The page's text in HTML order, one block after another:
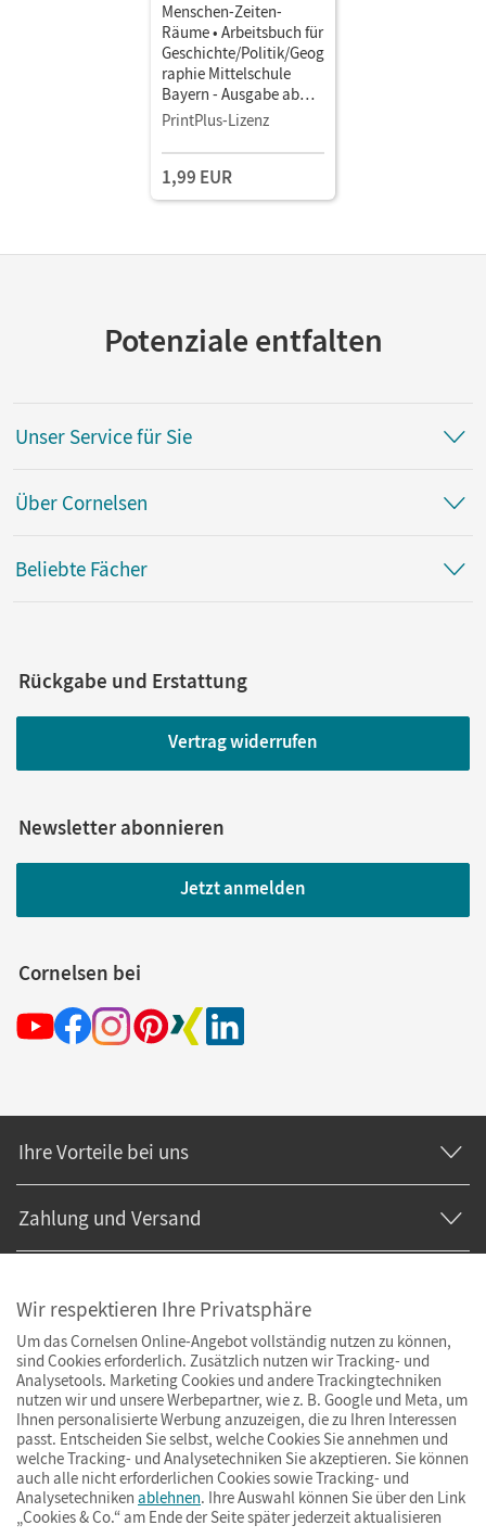
Menschen-Zeiten-
Räume • Arbeitsbuch für
Geschichte/Politik/Geog
raphie Mittelschule
Bayern - Ausgabe ab
2017 · 5. Jahrgangsstufe
PrintPlus-Lizenz
1,99 EUR
Potenziale entfalten
Unser Service für Sie
Über Cornelsen
Beliebte Fächer
Rückgabe und Erstattung
Vertrag widerrufen
Newsletter abonnieren
Jetzt anmelden
Cornelsen bei
Ihre Vorteile bei uns
Zahlung und Versand
ImpressumAGBDatenschutzBarrierefreiheitCookies & Co.
Wir respektieren Ihre Privatsphäre
Um das Cornelsen Online-Angebot vollständig nutzen zu können,
sind Cookies erforderlich. Zusätzlich nutzen wir Tracking- und
Analysetools. Marketing Cookies und andere Trackingtechniken
nutzen wir und unsere Werbepartner, wie z. B. Google und Meta, um
Ihnen personalisierte Werbung anzuzeigen, die zu Ihren Interessen
passt. Entscheiden Sie selbst, welche Cookies Sie annehmen und
welche Tracking- und Analysetechniken Sie akzeptieren. Sie können
auch alle nicht erforderlichen Cookies sowie Tracking- und
Analysetechniken ablehnen. Ihre Auswahl können Sie über den Link
„Cookies & Co.“ am Ende der Seite später jederzeit aktualisieren